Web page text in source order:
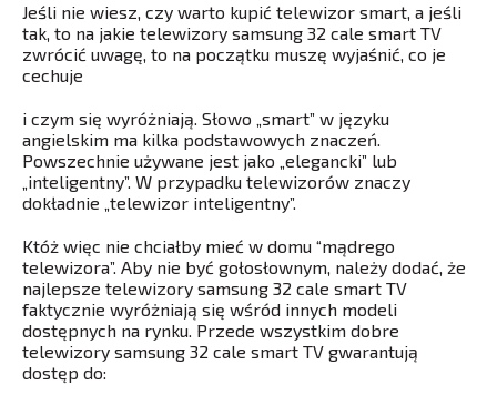
Jeśli nie wiesz, czy warto kupić telewizor smart, a jeśli
tak, to na jakie telewizory samsung 32 cale smart TV
zwrócić uwagę, to na początku muszę wyjaśnić, co je
cechuje
i czym się wyróżniają. Słowo „smart” w języku
angielskim ma kilka podstawowych znaczeń.
Powszechnie używane jest jako „elegancki” lub
„inteligentny”. W przypadku telewizorów znaczy
dokładnie „telewizor inteligentny”.
Któż więc nie chciałby mieć w domu “mądrego
telewizora”. Aby nie być gołosłownym, należy dodać, że
najlepsze telewizory samsung 32 cale smart TV
faktycznie wyróżniają się wśród innych modeli
dostępnych na rynku. Przede wszystkim dobre
telewizory samsung 32 cale smart TV gwarantują
dostęp do: